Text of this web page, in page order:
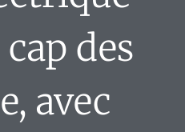
des
avec